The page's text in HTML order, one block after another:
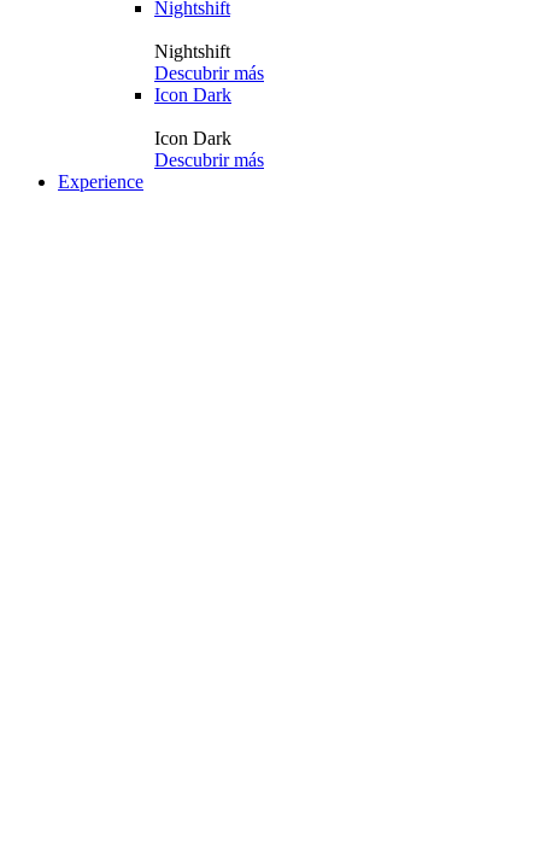
Nightshift
Nightshift
Descubrir más
Icon Dark
Icon Dark
Descubrir más
Experience